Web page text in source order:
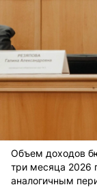
Объем доходов
три месяца 2026
аналогичным